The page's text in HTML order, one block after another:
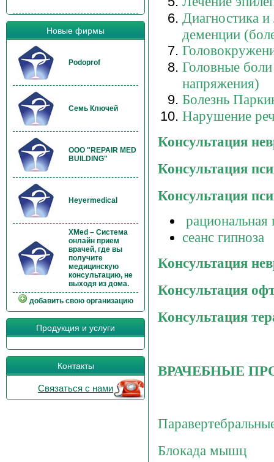
Новые фирмы
Podoprof
Семь Ключей
OOO "REPAIR MED
BUILDING"
Heyermedical
XMed – Система
онлайн прием
врачей, где вы
получите
медицинскую
консультацию, не
выходя из дома.
добавить свою организацию
Продукция и услуги
Контакты
Связаться с нами
Диагностика
деменции
Головные
напряжения)
Болезнь
Нарушение
Консультация
Консультация
Консультация
рациональная
сеанс гипноза
Консультация
Консультация
Консультация
ВРАЧЕБНЫЕ
Блокада мышц